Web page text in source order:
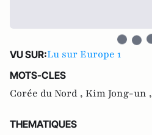
VU SUR:Lu sur Europe 1
MOTS-CLES
Corée du Nord , Kim Jong-un ,
THEMATIQUES